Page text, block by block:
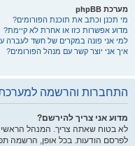
מערכת phpBB
מי תכנן וכתב את תוכנת הפורומים?
מדוע אפשרות כזו או אחרת לא קיימת?
למי אני פונה במקרים של חשד לעברה
איך אני יוצר קשר עם מנהל הפורומים?
התחברות והרשמה
מדוע אני צריך להירשם?
לא בטוח שאתה צריך. המנהל
לפרסם הודעות. בכל אופן, הרשמה